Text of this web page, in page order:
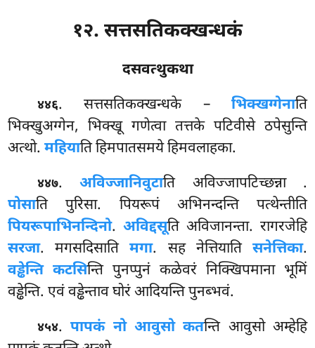
१२. सत्तसतिकक्खन्धकं
दसवत्थुकथा
४४६. सत्तसतिकक्खन्धके – भिक्खग्गेनाति
भिक्खुअग्गेन, भिक्खू गणेत्वा तत्तके पटिवीसे ठपेसुन्ति
अत्थो.महियाति हिमपातसमये हिमवलाहका.
४४७.अविज्जानिवुटाति अविज्जापटिच्छन्ना .
पोसाति पुरिसा. पियरूपं अभिनन्दन्ति पत्थेन्तीति
पियरूपाभिनन्दिनो.अविद्दसूति अविजानन्ता. रागरजेहि
सरजा. मगसदिसातिमगा. सह नेत्तियाति सनेत्तिका.
वड्ढेन्ति कटसिन्ति पुनप्पुनं कळेवरं निक्खिपमाना भूमिं
वड्ढेन्ति. एवं वड्ढेन्ताव घोरं आदियन्ति पुनब्भवं.
४५४.पापकं नो आवुसो कतन्ति आवुसो अम्हेहि